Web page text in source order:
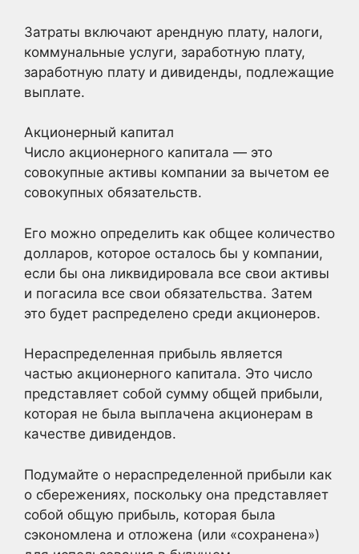
Затраты включают арендную плату, налоги,
коммунальные услуги, заработную плату,
заработную плату и дивиденды, подлежащие
выплате.
Акционерный капитал
Число акционерного капитала — это
совокупные активы компании за вычетом ее
совокупных обязательств.
Его можно определить как общее количество
долларов, которое осталось бы у компании,
если бы она ликвидировала все свои активы
и погасила все свои обязательства. Затем
это будет распределено среди акционеров.
Нераспределенная прибыль является
частью акционерного капитала. Это число
представляет собой сумму общей прибыли,
которая не была выплачена акционерам в
качестве дивидендов.
Подумайте о нераспределенной прибыли как
о сбережениях, поскольку она представляет
собой общую прибыль, которая была
сэкономлена и отложена (или «сохранена»)